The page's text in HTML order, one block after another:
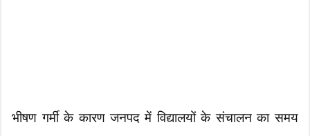
भीषण गर्मी के कारण जनपद में विद्यालयों के संचालन का समय